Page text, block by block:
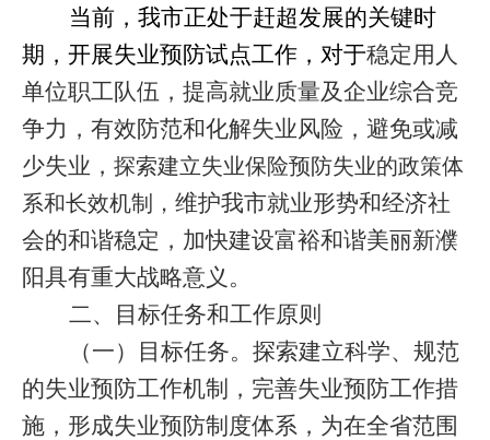
当前， 我市正处于赶超发展的关键时
期，开展失业预防试点工作，对于稳定用人
单位职工队伍，提高就业质量及企业综合竞
争力，有效防范和化解失业风险，避免或减
少失业， 探索建立失业保险预防失业的政策体
系和长效机制， 维护我市就业形势和经济社
会的和谐稳定，加快建设富裕和谐美丽新濮
阳具有重大战略意义。
二、目标任务和工作原则
（一）目标任务。 探索建立科学、规范
的失业预防工作机制，完善失业预防工作措
施，形成失业预防制度体系，为在全省范围